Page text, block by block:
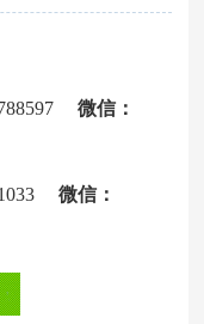
微信：
微信：